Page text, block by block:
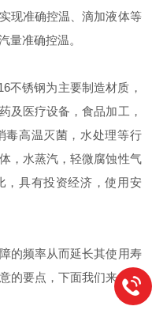
现准确控温、滴加液体等
量准确控温。
锈钢为主要制造材质，
及医疗设备，食品加工，
毒高温灭菌，水处理等行
，水蒸汽，轻微腐蚀性气
，具有投资经济，使用安
的频率从而延长其使用寿
的要点，下面我们来具体